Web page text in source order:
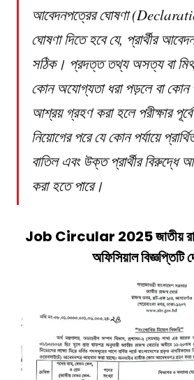
আবেদনপত্রের ঘোষণা
ঘোষণা দিতে হবে যে, প্রার্থীর
সঠিক। প্রদত্ত তথ্য অসত্য বা
কোন অযোগ্যতা ধরা পড়লে বা কোন
আশ্রয় গ্রহণ করা হলে পরীক্ষার
নিয়োগের পরে যে কোন পর্যায়ে
বাতিল এবং উক্ত প্রার্থীর বিরুদ্ধে
করা হতে পারে।
Job Circular 2025জাতীয়
অফিসিয়াল বিজ্ঞপ্তিটি